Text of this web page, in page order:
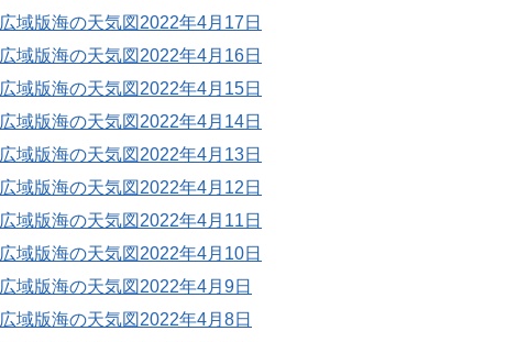
広域版海の天気図2022年4月17日
広域版海の天気図2022年4月16日
広域版海の天気図2022年4月15日
広域版海の天気図2022年4月14日
広域版海の天気図2022年4月13日
広域版海の天気図2022年4月12日
広域版海の天気図2022年4月11日
広域版海の天気図2022年4月10日
広域版海の天気図2022年4月9日
広域版海の天気図2022年4月8日